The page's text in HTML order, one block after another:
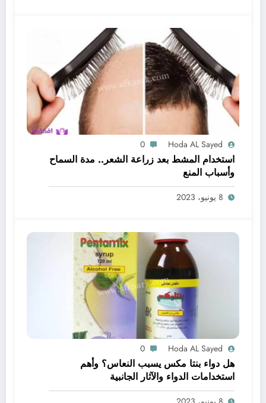
Hoda AL Sayed
0
استخدام المشط بعد زراعة الشعر.. مدة السماح
وأسباب المنع
8 يونيو، 2023
Hoda AL Sayed
0
هل دواء بنتا مكس يسبب النعاس؟ وأهم
استخدامات الدواء والآثار الجانبية